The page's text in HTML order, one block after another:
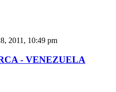
2011, 10:49 pm
- VENEZUELA